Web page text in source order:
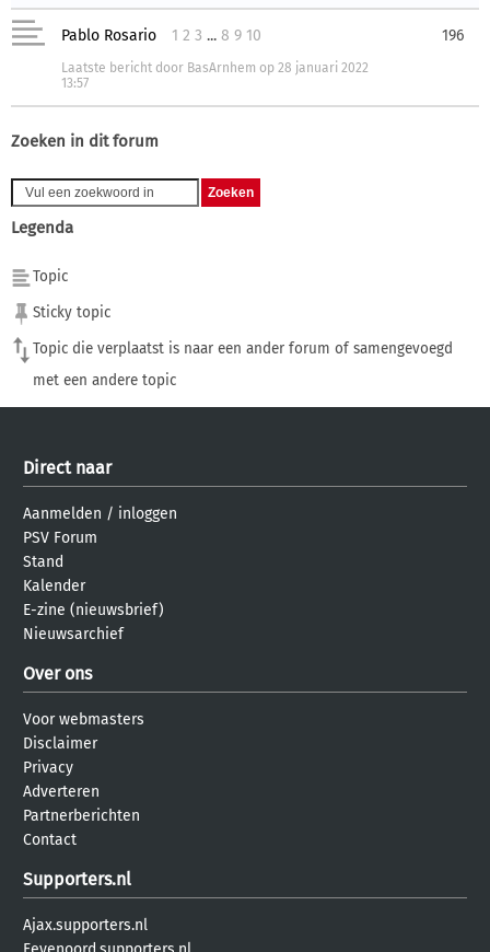
Pablo Rosario 1 2 3 ... 8 9 10
Laatste bericht door BasArnhem op 28 januari 2022
13:57
196
Zoeken in dit forum
Legenda
Topic
Sticky topic
Topic die verplaatst is naar een ander forum of samengevoegd
met een andere topic
Direct naar
Aanmelden / inloggen
PSV Forum
Stand
Kalender
E-zine (nieuwsbrief)
Nieuwsarchief
Over ons
Voor webmasters
Disclaimer
Privacy
Adverteren
Partnerberichten
Contact
Supporters.nl
Ajax.supporters.nl